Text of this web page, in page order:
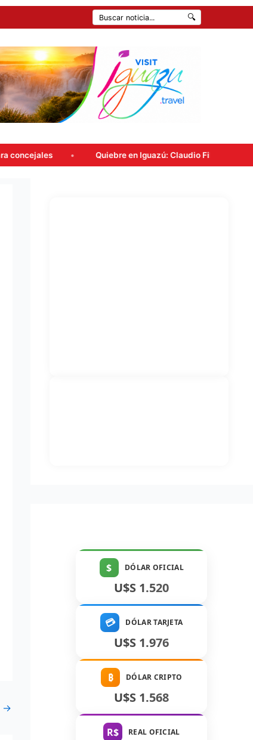
🔍
Quiebre en Iguazú: Claudio Filippa renunció a Encuentro
→
$ DÓLAR OFICIAL
U$S 1.520
💳 DÓLAR TARJETA
U$S 1.976
₿ DÓLAR CRIPTO
U$S 1.568
R$ REAL OFICIAL